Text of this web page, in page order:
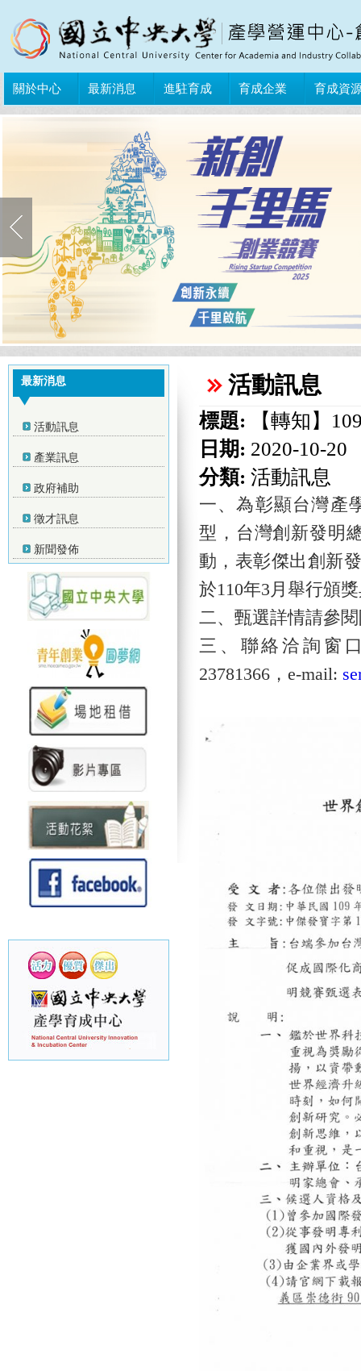
關於中心 最新消息 進駐育成 育成企業 育成資
最新消息
活動訊息
產業訊息
政府補助
徵才訊息
新聞發佈
活動訊息
標題: 【轉知】
日期: 2020-10-20
分類: 活動訊息
一、為彰顯台灣產
型， 台灣創新發明
動，表彰傑出創新
於110年3月舉行頒
二、甄選詳情請參
三、聯絡洽詢窗
23781366，e-mail: